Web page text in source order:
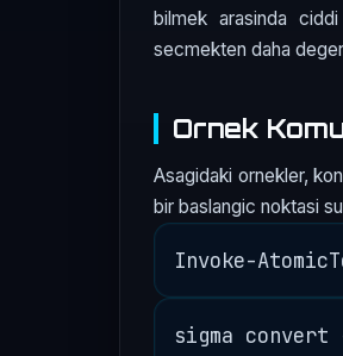
bilmek arasinda
secmekten daha
Ornek
Asagidaki ornekler,
bir baslangic noktasi